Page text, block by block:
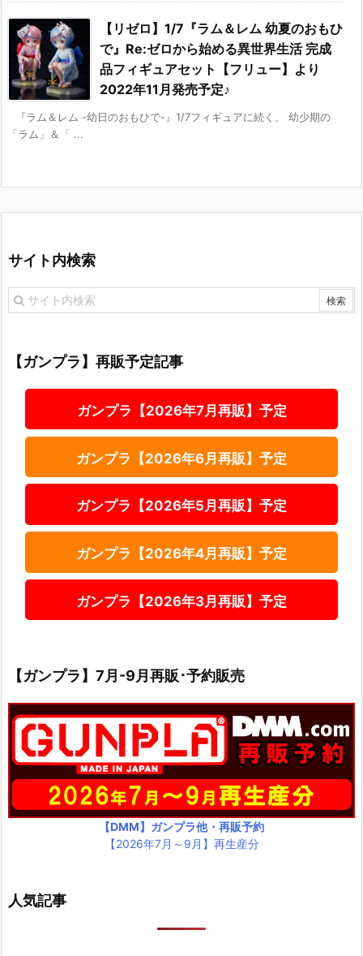
【リゼロ】1/7『ラム＆レム 幼夏のおもひ
で』Re:ゼロから始める異世界生活 完成
品フィギュアセット【フリュー】より
2022年11月発売予定♪
『ラム＆レム -幼日のおもひで-』1/7フィギュアに続く、 幼少期の
「ラム」＆「 ...
サイト内検索
【ガンプラ】再販予定記事
ガンプラ【2026年7月再販】予定
ガンプラ【2026年6月再販】予定
ガンプラ【2026年5月再販】予定
ガンプラ【2026年4月再販】予定
ガンプラ【2026年3月再販】予定
【ガンプラ】7月-9月再販･予約販売
【DMM】ガンプラ他・再販予約
【2026年7月～9月】再生産分
人気記事